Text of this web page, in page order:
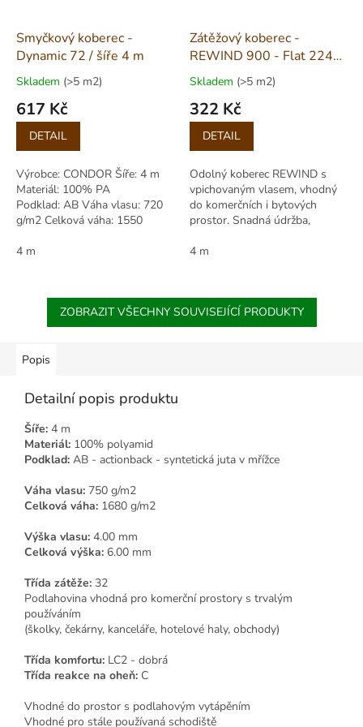
Smyčkový koberec -
Dynamic 72 / šíře 4 m
Skladem (>5 m2)
617 Kč
Měrná
cena:
DETAIL
Výrobce: CONDOR Šíře: 4 m
Materiál: 100% PA
Podklad: AB Váha vlasu: 720
g/m2 Celková váha: 1550
4 m
Zátěžový koberec -
REWIND 900 - Flat 2241
/ šíře 4 m
Skladem (>5 m2)
322 Kč
Měrná
cena:
DETAIL
Odolný koberec REWIND s
vpichovaným vlasem, vhodný
do komerčních i bytových
prostor. Snadná údržba,
pro kolečkové židle i schodiště.
4 m
ZOBRAZIT VŠECHNY SOUVISEJÍCÍ PRODUKTY
Popis
Detailní popis produktu
Šíře: 4 m
Materiál: 100% polyamid
Podklad: AB - actionback - syntetická juta v mřížce
Váha vlasu: 750 g/m2
Celková váha: 1680 g/m2
Výška vlasu: 4.00 mm
Celková výška: 6.00 mm
Třída zátěže: 32
Podlahovina vhodná pro komerční prostory s trvalým
používáním
(školky, čekárny, kanceláře, hotelové haly, obchody)
Třída komfortu: LC2 - dobrá
Třída reakce na oheň: C
Vhodné do prostor s podlahovým vytápěním
Vhodné pro stále používaná schodiště